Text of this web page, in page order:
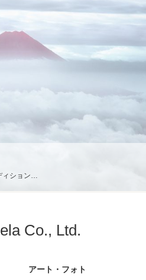
ション…
Co., Ltd.
アート・フォト